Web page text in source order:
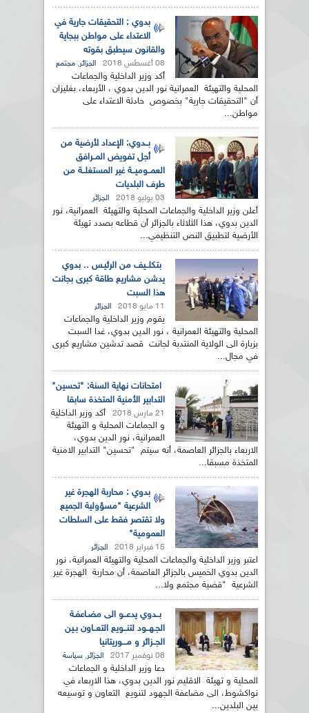
بدوي : التحقيقات جارية في
الاعتداء على مواطن ببجاية
والقانون سيطبق بقوته
08 أغسطس 2018 الجزائر, مجتمع
أكد وزير الداخلية والجماعات
المحلية والتهيئة العمرانية نور الدين بدوي ، الأربعاء، بغليزان
أن "التحقيقات جارية" بخصوص حادثة الاعتداء على
مواطن...
بــدوي: الإعداد لأرضية من
أجل تفويض المــرافق
العمــوميــة غير المستغلــة من
طرف البلديات
03 يوليو 2018 الجزائر
أعلن وزير الداخلية والجماعات المحلية والتهيئة العمرانية، نور
الدين بدوي، هذا الثلاثاء بالجزائر أن قطاعه بصدد تهيئة
الأرضية لتطبيق النص التنظيمي...
بتكلــيف من الرئيـس .. بدوي
يدشن مشاريع طاقة كبرى بجانت
هذا السبت
11 مايو 2018 الجزائر
يقوم وزير الداخلية والجماعات
المحلية والتهيئة العمرانية ، نور الدين بدوي، غدا السبت
بزيارة الى الولاية المنتدبة لجانت قصد تدشين مشاريع كبرى
في مجال...
امتحانات نهاية السنة: "تحسين"
التدابير الأمنية المتخذة سابقا
21 مارس 2018
أكد وزير الداخلية
و الجماعات المحلية و التهيئة
العمرانية، نور الدين بدوي،
الاربعاء بالجزائر العاصمة، أنه سيتم "تحسين" التدابير الامنية
المتخذة مسبقا...
بدوي : محاربة الهجرة غير
الشرعية "مسؤولية الجميع
ولا تقتصر فقط على السلطات
العمومية"
15 فبراير 2018 الجزائر
اعتبر وزير الداخلية والجماعات المحلية والتهيئة العمرانية، نور
الدين بدوي الخميس بالجزائر العاصمة، أن محاربة الهجرة غير
الشرعية "قضية مجتمع ولا...
بــدوي يدعــو الى مضـاعفـة
الجـهــود لتنــويع التعــاون بـين
الجــزائر و مـــوريتانيا
08 نوفمبر 2017 الجزائر, سياسة
دعا وزير الداخلية و الجماعات
المحلية و تهيئة الاقليم نور الدين بدوي، هذا الاربعاء في
نواكشوط، الى مضاعفة الجهود لتنويع التعاون و توسيعه
بين البلدين...